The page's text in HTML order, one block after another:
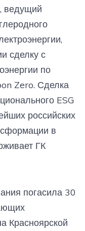
ведущий
сделку с
по
Zero. Сделка
ESG
российских
в
ГК
погасила 30
Красноярской